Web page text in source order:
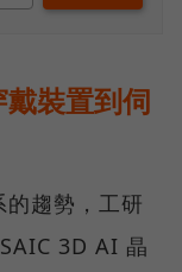
裝置到伺
趨勢，工研
3D AI 晶